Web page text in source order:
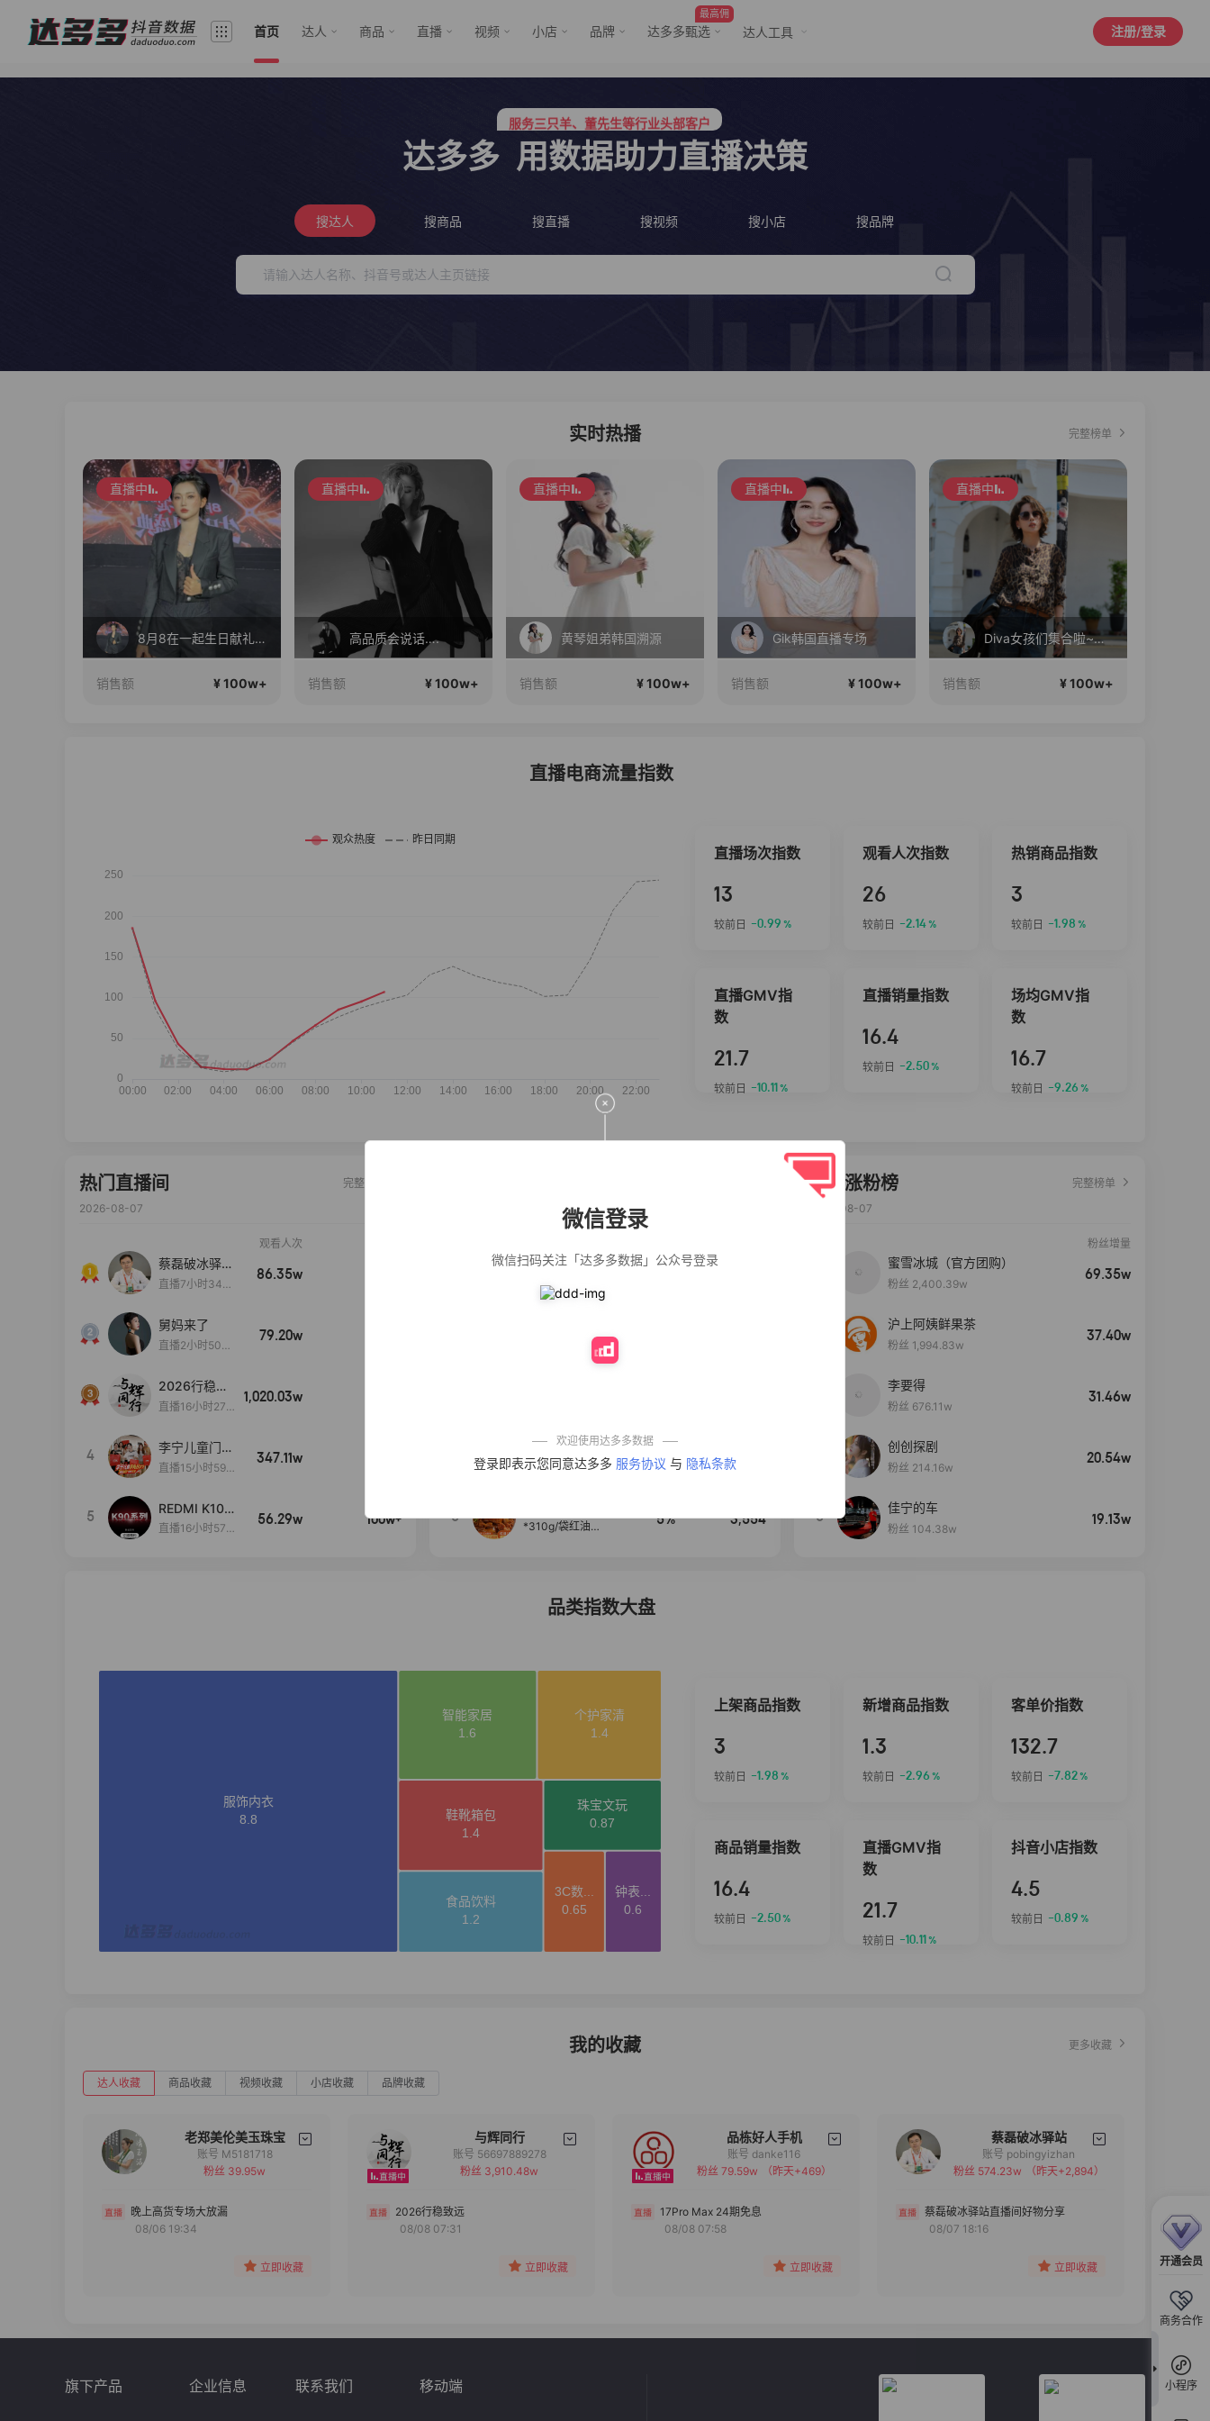
首页 达人 商品 直播 视频 小店 品牌
最高佣
达多多甄选 达人工具 注册/登录
开通会员
商务合作
小程序
微信登录
微信扫码关注「达多多数据」公众号登录
欢迎使用达多多数据
登录即表示您同意达多多 服务协议 与 隐私条款
服务三只羊、董先生等行业头部客户
行业价格屠夫，年卡会员低至798/年
服务三只羊、董先生等行业头部客户
达多多 用数据助力直播决策
搜达人 搜商品 搜直播 搜视频 搜小店 搜品牌
实时热播 完整榜单
直播中
8月8在一起生日献礼盛典
销售额 ¥ 100w+
直播中
高品质会说话….
销售额 ¥ 100w+
直播中
黄琴姐弟韩国溯源
销售额 ¥ 100w+
直播中
Gik韩国直播专场
销售额 ¥ 100w+
直播中
Diva女孩们集合啦~意大利料特产来啦！
销售额 ¥ 100w+
直播电商流量指数
直播场次指数
13
较前日 -0.99 %
观看人次指数
26
较前日 -2.14%
热销商品指数
3
较前日 -1.98 %
直播GMV指
数
21.7
较前日 -10.11 %
直播销量指数
16.4
较前日 -2.50%
场均GMV指
数
16.7
较前日 -9.26 %
热门直播间
完整榜单
2026-08-07
观看人次
蔡磊破冰驿站
直播间好物分
直播7小时34分
86.35w
舅妈来了
直播2小时50分
79.20w
2026行稳致
远
直播16小时27
1,020.03w
4
李宁儿童门店
爆款赤兔8pr
了，全网销冠
刷新历史底价
直播15小时59
347.11w
5
REDMI K100
Pro系列新品
直播16小时57
56.29w 100w+
公仔牌顽渍净洗
污渍除菌除螨3倍
净厨房油烟机去
重油污去油王污
免煮开袋即食劲
艾草抽绳式免撕
垃圾袋大号特厚
50% 3,640
5
*310g/袋红油麻
5% 3,554
达人涨粉榜
完整榜单
2026-08-07
粉丝增量
蜜雪冰城（官方团购）
粉丝 2,400.39w
69.35w
沪上阿姨鲜果茶
粉丝 1,994.83w
37.40w
李要得
粉丝 676.11w
31.46w
创创探剧
粉丝 214.16w
20.54w
5
佳宁的车
粉丝 104.38w
19.13w
品类指数大盘
上架商品指数
3
较前日 -1.98 %
新增商品指数
1.3
较前日 -2.96 %
客单价指数
132.7
较前日 -7.82%
商品销量指数
16.4
较前日 -2.50%
直播GMV指
数
21.7
较前日 -10.11 %
抖音小店指数
4.5
较前日 -0.89 %
我的收藏 更多收藏
达人收藏 商品收藏 视频收藏 小店收藏 品牌收藏
老郑美伦美玉珠宝
备注
分组
账号 M5181718
粉丝 39.95w
晚上高货专场大放漏
08/06 19:34
立即收藏
与辉同行
备注
账号 56697889278
粉丝 3,910.48w
2026行稳致远
08/08 07:31
立即收藏
品栋好人手机
备注
分组
账号 danke116
粉丝 79.59w
（昨天+469）
17Pro Max 24期免息
08/08 07:58
立即收藏
蔡磊破冰驿站
备注
分组
账号 pobingyizhan
粉丝 574.23w
（昨天+2,894）
蔡磊破冰驿站直播间好物分享
08/07 18:16
立即收藏
旗下产品 企业信息 联系我们 移动端